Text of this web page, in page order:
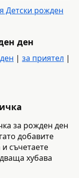
Детски рожден
ден
| за приятел |
за рожден ден
добавите
съчетаете
хубава